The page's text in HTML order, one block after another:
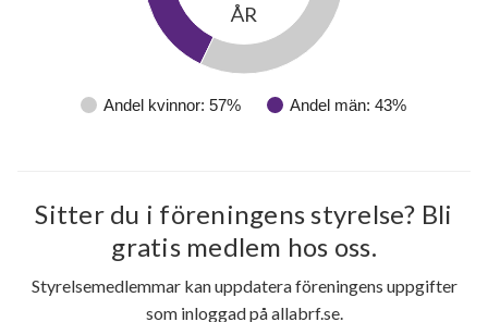
42Andel kvinnor: 57% Andel män: 43%
ÅR
Sitter du i föreningens styrelse? Bli
gratis medlem hos oss.
Styrelsemedlemmar kan uppdatera föreningens uppgifter
som inloggad på allabrf.se.